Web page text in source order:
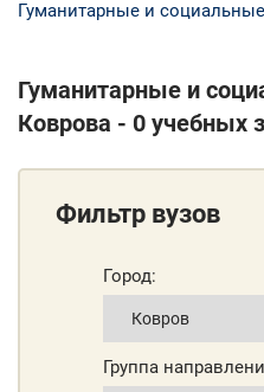
Гуманитарные и
Гуманитарные и
Коврова - 0 учебных
Фильтр вузов
Город:
Группа